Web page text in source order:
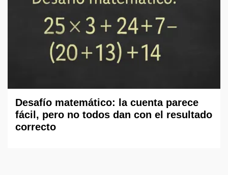
Desafío matemático: la cuenta parece
fácil, pero no todos dan con el resultado
correcto